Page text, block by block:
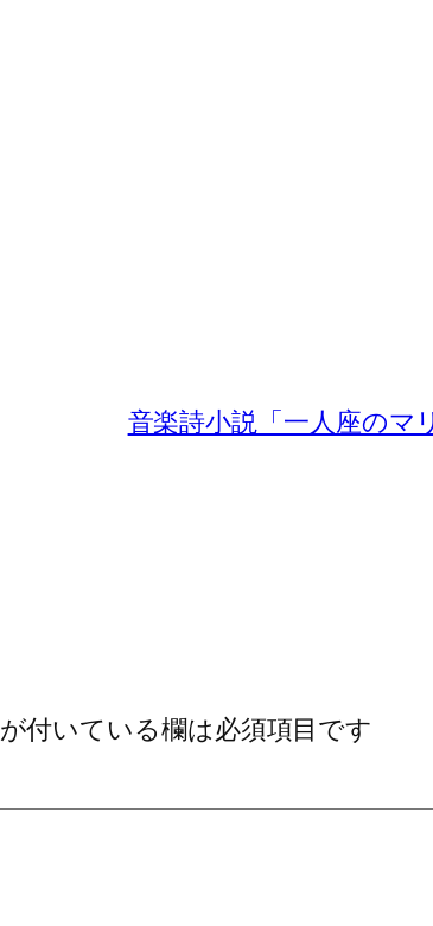
音楽詩小説「一人座のマ
が付いている欄は必須項目です